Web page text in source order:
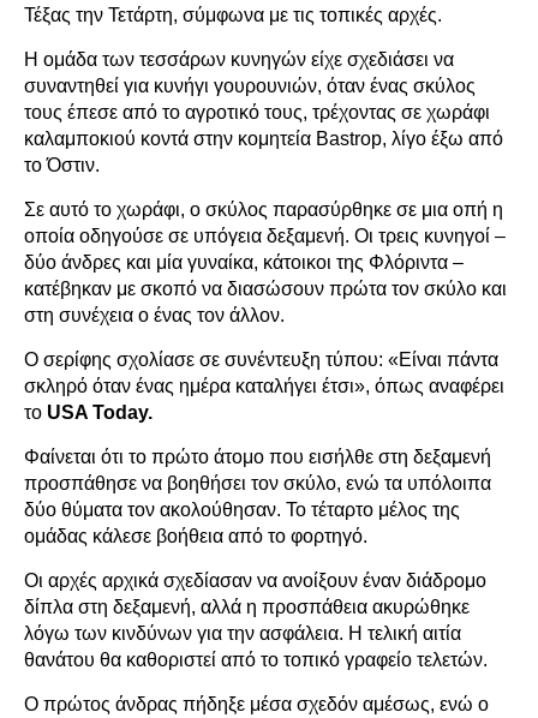
Τέξας την Τετάρτη, σύμφωνα με τις τοπικές αρχές.
Η ομάδα των τεσσάρων κυνηγών είχε σχεδιάσει να
συναντηθεί για κυνήγι γουρουνιών, όταν ένας σκύλος
τους έπεσε από το αγροτικό τους, τρέχοντας σε χωράφι
καλαμποκιού κοντά στην κομητεία Bastrop, λίγο έξω από
το Όστιν.
Σε αυτό το χωράφι, ο σκύλος παρασύρθηκε σε μια οπή η
οποία οδηγούσε σε υπόγεια δεξαμενή. Οι τρεις κυνηγοί –
δύο άνδρες και μία γυναίκα, κάτοικοι της Φλόριντα –
κατέβηκαν με σκοπό να διασώσουν πρώτα τον σκύλο και
στη συνέχεια ο ένας τον άλλον.
Ο σερίφης σχολίασε σε συνέντευξη τύπου: «Είναι πάντα
σκληρό όταν ένας ημέρα καταλήγει έτσι», όπως αναφέρει
το USA Today.
Φαίνεται ότι το πρώτο άτομο που εισήλθε στη δεξαμενή
προσπάθησε να βοηθήσει τον σκύλο, ενώ τα υπόλοιπα
δύο θύματα τον ακολούθησαν. Το τέταρτο μέλος της
ομάδας κάλεσε βοήθεια από το φορτηγό.
Οι αρχές αρχικά σχεδίασαν να ανοίξουν έναν διάδρομο
δίπλα στη δεξαμενή, αλλά η προσπάθεια ακυρώθηκε
λόγω των κινδύνων για την ασφάλεια. Η τελική αιτία
θανάτου θα καθοριστεί από το τοπικό γραφείο τελετών.
Ο πρώτος άνδρας πήδηξε μέσα σχεδόν αμέσως, ενώ ο